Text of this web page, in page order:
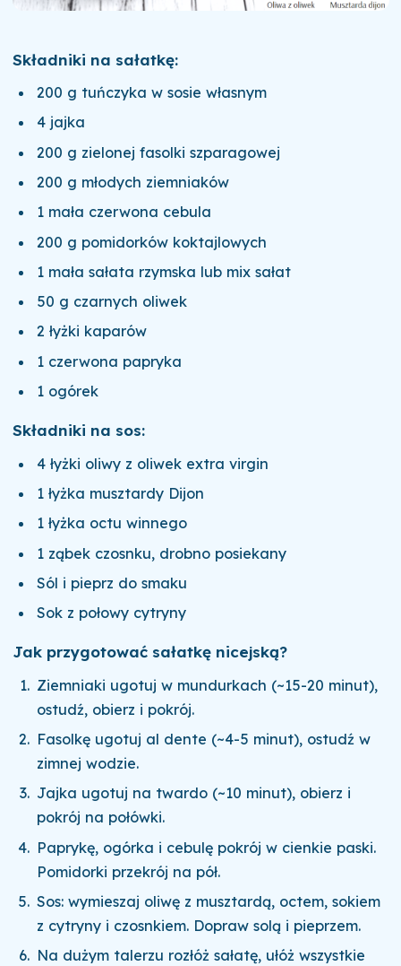
Składniki na sałatkę:
200 g tuńczyka w sosie własnym
4 jajka
200 g zielonej fasolki szparagowej
200 g młodych ziemniaków
1 mała czerwona cebula
200 g pomidorków koktajlowych
1 mała sałata rzymska lub mix sałat
50 g czarnych oliwek
2 łyżki kaparów
1 czerwona papryka
1 ogórek
Składniki na sos:
4 łyżki oliwy z oliwek extra virgin
1 łyżka musztardy Dijon
1 łyżka octu winnego
1 ząbek czosnku, drobno posiekany
Sól i pieprz do smaku
Sok z połowy cytryny
Jak przygotować sałatkę nicejską?
Ziemniaki ugotuj w mundurkach (~15-20 minut),
ostudź, obierz i pokrój.
Fasolkę ugotuj al dente (~4-5 minut), ostudź w
zimnej wodzie.
Jajka ugotuj na twardo (~10 minut), obierz i
pokrój na połówki.
Paprykę, ogórka i cebulę pokrój w cienkie paski.
Pomidorki przekrój na pół.
Sos: wymieszaj oliwę z musztardą, octem, sokiem
z cytryny i czosnkiem. Dopraw solą i pieprzem.
Na dużym talerzu rozłóż sałatę, ułóż wszystkie